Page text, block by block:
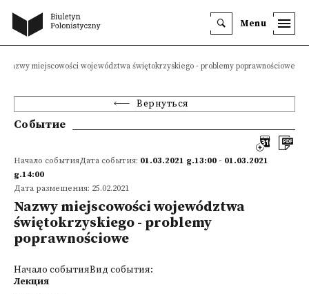
Menu
Nazwy miejscowości województwa świętokrzyskiego - problemy poprawnościowe
Вернуться
Событие
Начало событияДата события: 01.03.2021 g.13:00 - 01.03.2021
g.14:00
Дата размещения: 25.02.2021
Nazwy miejscowości województwa
świętokrzyskiego - problemy
poprawnościowe
Начало событияВид события:
Лекция